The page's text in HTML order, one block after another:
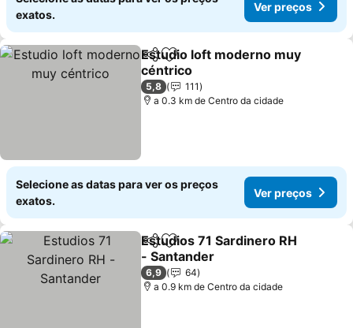
exatos.
Ver preços
PartilharAdicionar aos favoritos
Estudio loft moderno muy
céntrico
Ver preços
5,8
111
a 0.3 km de Centro da cidade
Selecione as datas para ver os preços
exatos.
Ver preços
PartilharAdicionar aos favoritos
Estudios 71 Sardinero RH
- Santander
Ver preços
6,9
64
a 0.9 km de Centro da cidade